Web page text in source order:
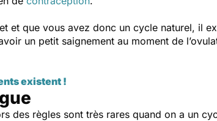
et que vous avez donc un cycle naturel, il
un petit saignement au moment de
existent !
des règles sont très rares quand on a un